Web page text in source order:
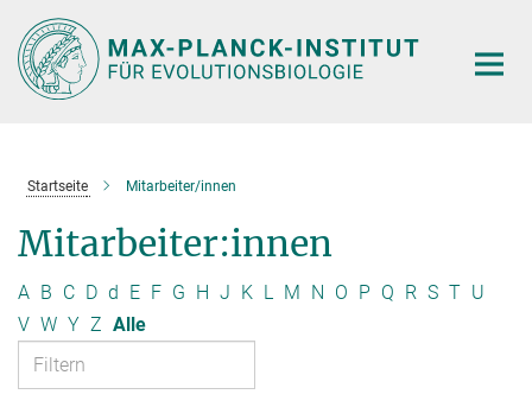
Hauptinhalt
Startseite Mitarbeiter/innen
Mitarbeiter:innen
A B C D d E F G H J K L M N O P Q R S T U
V W Y Z Alle